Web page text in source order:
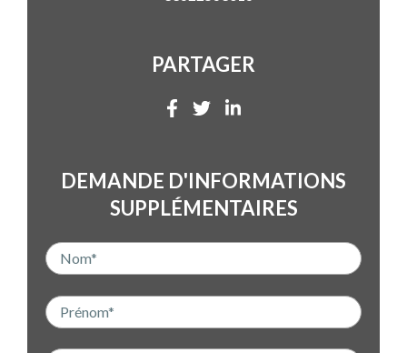
PARTAGER
DEMANDE D'INFORMATIONS
SUPPLÉMENTAIRES